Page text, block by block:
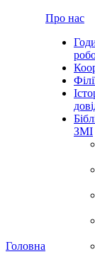
Головна
Про нас
ЗМІ